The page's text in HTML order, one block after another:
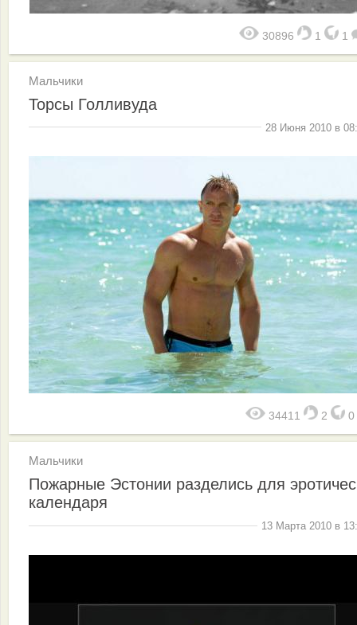
30896 1 1
Мальчики
Торсы Голливуда
28 Июня 2010 в
34411 2 0
Мальчики
Пожарные Эстонии разделись для
календаря
13 Марта 2010 в